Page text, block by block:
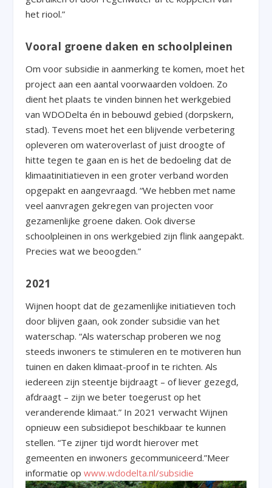
het riool.”
Vooral groene daken en schoolpleinen
Om voor subsidie in aanmerking te komen, moet het
project aan een aantal voorwaarden voldoen. Zo
dient het plaats te vinden binnen het werkgebied
van WDODelta én in bebouwd gebied (dorpskern,
stad). Tevens moet het een blijvende verbetering
opleveren om wateroverlast of juist droogte of
hitte tegen te gaan en is het de bedoeling dat de
klimaatinitiatieven in een groter verband worden
opgepakt en aangevraagd. “We hebben met name
veel aanvragen gekregen van projecten voor
gezamenlijke groene daken. Ook diverse
schoolpleinen in ons werkgebied zijn flink aangepakt.
Precies wat we beoogden.”
2021
Wijnen hoopt dat de gezamenlijke initiatieven toch
door blijven gaan, ook zonder subsidie van het
waterschap. “Als waterschap proberen we nog
steeds inwoners te stimuleren en te motiveren hun
tuinen en daken klimaat-proof in te richten. Als
iedereen zijn steentje bijdraagt – of liever gezegd,
afdraagt – zijn we beter toegerust op het
veranderende klimaat.” In 2021 verwacht Wijnen
opnieuw een subsidiepot beschikbaar te kunnen
stellen. “Te zijner tijd wordt hierover met
gemeenten en inwoners gecommuniceerd.”Meer
informatie opwww.wdodelta.nl/subsidie